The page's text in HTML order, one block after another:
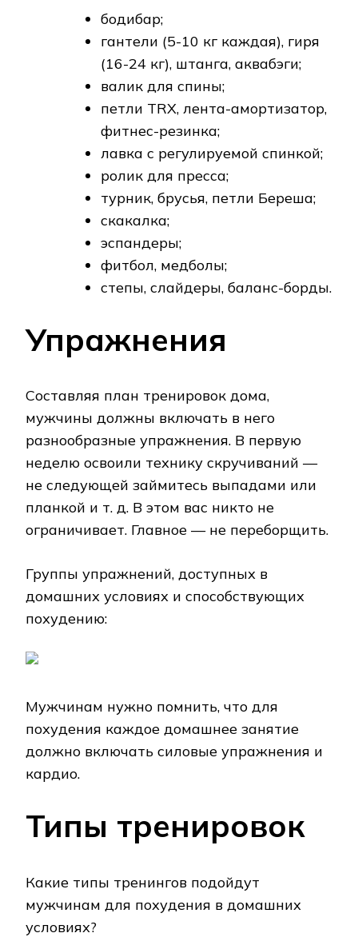
бодибар;
гантели (5-10 кг каждая), гиря
(16-24 кг), штанга, аквабэги;
валик для спины;
петли TRX, лента-амортизатор,
фитнес-резинка;
лавка с регулируемой спинкой;
ролик для пресса;
турник, брусья, петли Береша;
скакалка;
эспандеры;
фитбол, медболы;
степы, слайдеры, баланс-борды.
Упражнения
Составляя план тренировок дома,
мужчины должны включать в него
разнообразные упражнения. В первую
неделю освоили технику скручиваний —
не следующей займитесь выпадами или
планкой и т. д. В этом вас никто не
ограничивает. Главное — не переборщить.
Группы упражнений, доступных в
домашних условиях и способствующих
похудению:
Мужчинам нужно помнить, что для
похудения каждое домашнее занятие
должно включать силовые упражнения и
кардио.
Типы тренировок
Какие типы тренингов подойдут
мужчинам для похудения в домашних
условиях?